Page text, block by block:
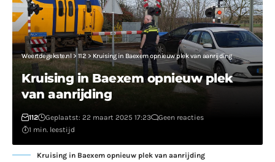
Weertdegekste.nl> 112 > Kruising in Baexem opnieuw plek van aanrijding
Kruising in Baexem opnieuw plek
van aanrijding
112 Geplaatst: 22 maart 2025 17:23
Geen reacties
1 min. leestijd
Kruising in Baexem opnieuw plek van aanrijding